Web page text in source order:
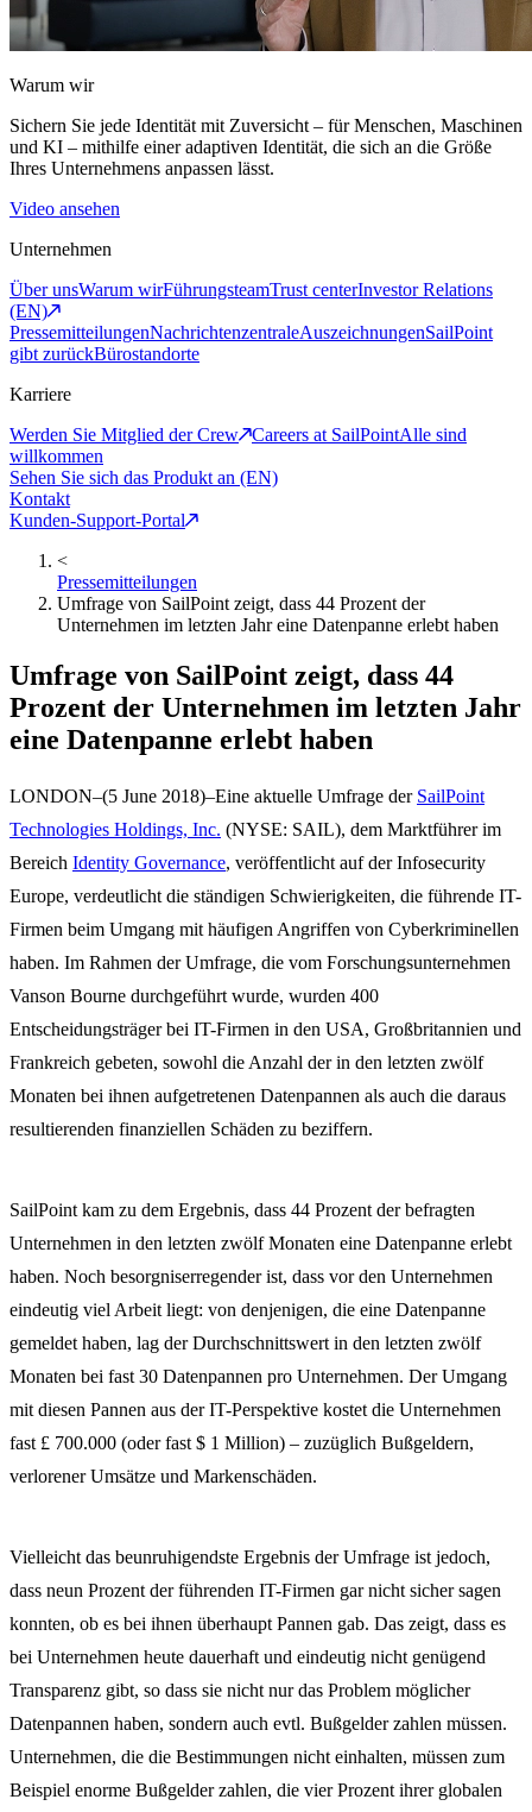
Warum wir
Sichern Sie jede Identität mit Zuversicht – für Menschen, Maschinen
und KI – mithilfe einer adaptiven Identität, die sich an die Größe
Ihres Unternehmens anpassen lässt.
Video ansehen
Unternehmen
Über unsWarum wirFührungsteamTrust centerInvestor Relations
(EN)
PressemitteilungenNachrichtenzentraleAuszeichnungenSailPoint
gibt zurückBürostandorte
Karriere
Werden Sie Mitglied der Crew
Careers at SailPointAlle sind
willkommen
Sehen Sie sich das Produkt an (EN)
Kontakt
Kunden-Support-Portal
<
Pressemitteilungen
Umfrage von SailPoint zeigt, dass 44 Prozent der
Unternehmen im letzten Jahr eine Datenpanne erlebt haben
Umfrage von SailPoint zeigt, dass 44
Prozent der Unternehmen im letzten Jahr
eine Datenpanne erlebt haben
LONDON–(5 June 2018)–Eine aktuelle Umfrage der SailPoint
Technologies Holdings, Inc. (NYSE: SAIL), dem Marktführer im
Bereich Identity Governance, veröffentlicht auf der Infosecurity
Europe, verdeutlicht die ständigen Schwierigkeiten, die führende IT-
Firmen beim Umgang mit häufigen Angriffen von Cyberkriminellen
haben. Im Rahmen der Umfrage, die vom Forschungsunternehmen
Vanson Bourne durchgeführt wurde, wurden 400
Entscheidungsträger bei IT-Firmen in den USA, Großbritannien und
Frankreich gebeten, sowohl die Anzahl der in den letzten zwölf
Monaten bei ihnen aufgetretenen Datenpannen als auch die daraus
resultierenden finanziellen Schäden zu beziffern.
SailPoint kam zu dem Ergebnis, dass 44 Prozent der befragten
Unternehmen in den letzten zwölf Monaten eine Datenpanne erlebt
haben. Noch besorgniserregender ist, dass vor den Unternehmen
eindeutig viel Arbeit liegt: von denjenigen, die eine Datenpanne
gemeldet haben, lag der Durchschnittswert in den letzten zwölf
Monaten bei fast 30 Datenpannen pro Unternehmen. Der Umgang
mit diesen Pannen aus der IT-Perspektive kostet die Unternehmen
fast £ 700.000 (oder fast $ 1 Million) – zuzüglich Bußgeldern,
verlorener Umsätze und Markenschäden.
Vielleicht das beunruhigendste Ergebnis der Umfrage ist jedoch,
dass neun Prozent der führenden IT-Firmen gar nicht sicher sagen
konnten, ob es bei ihnen überhaupt Pannen gab. Das zeigt, dass es
bei Unternehmen heute dauerhaft und eindeutig nicht genügend
Transparenz gibt, so dass sie nicht nur das Problem möglicher
Datenpannen haben, sondern auch evtl. Bußgelder zahlen müssen.
Unternehmen, die die Bestimmungen nicht einhalten, müssen zum
Beispiel enorme Bußgelder zahlen, die vier Prozent ihrer globalen